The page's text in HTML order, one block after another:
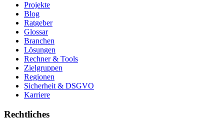
Projekte
Blog
Ratgeber
Glossar
Branchen
Lösungen
Rechner & Tools
Zielgruppen
Regionen
Sicherheit & DSGVO
Karriere
Rechtliches